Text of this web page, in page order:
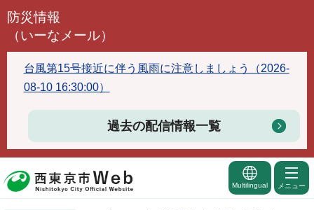
こ
で
す
防災情報
（いーなメール）
台風第15号接近に伴う風雨に注意しましょう（2026-
08-10 16:30:00）
過去の配信情報一覧
Multilingual メニュー